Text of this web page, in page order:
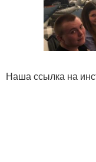
Наша ссылка на